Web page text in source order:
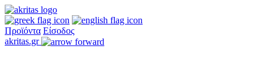
Προϊόντα Είσοδος
akritas.gr